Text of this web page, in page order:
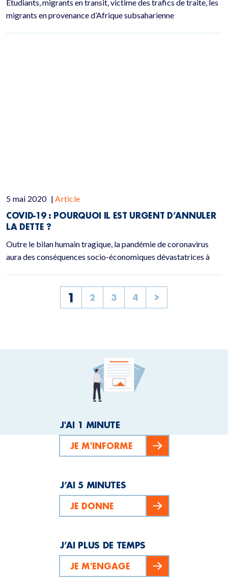
Etudiants, migrants en transit, victime des trafics de traite, les
migrants en provenance d’Afrique subsaharienne
5 mai 2020 | Article
COVID-19 : POURQUOI IL EST URGENT D’ANNULER
LA DETTE ?
Outre le bilan humain tragique, la pandémie de coronavirus
aura des conséquences socio-économiques dévastatrices à
1 2 3 4 >
J'AI 1 MINUTE
JE M'INFORME
J’AI 5 MINUTES
JE DONNE
J’AI PLUS DE TEMPS
JE M'ENGAGE